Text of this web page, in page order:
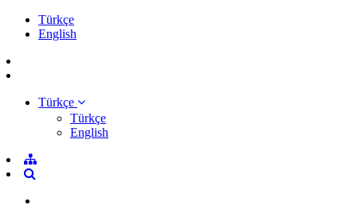
Türkçe
English
Türkçe
Türkçe
English